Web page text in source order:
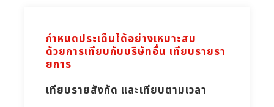
กำหนดประเด็นได้อย่างเหมาะสม
ด้วยการเทียบกับบริษัทอื่น เทียบรายรา
ยการ
เทียบรายสังกัด และเทียบตามเวลา